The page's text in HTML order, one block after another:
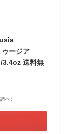
ージア
送料無
べ）